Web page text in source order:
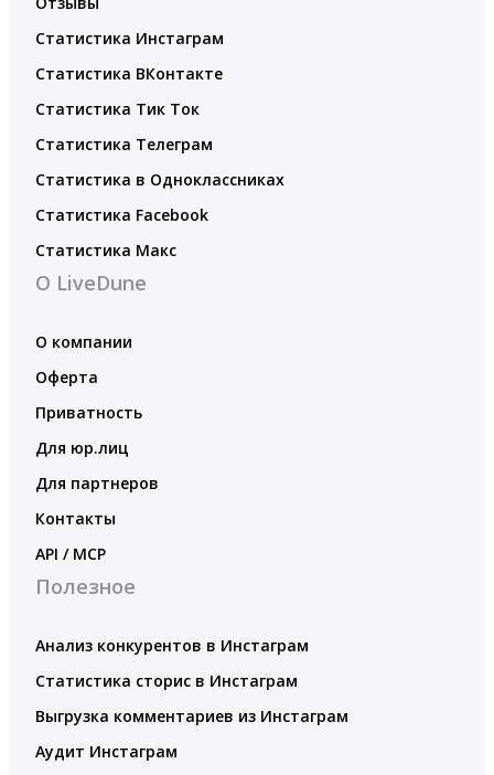
Статистика Инстаграм
Статистика ВКонтакте
Статистика Тик Ток
Статистика Телеграм
Статистика в Одноклассниках
Статистика Facebook
Статистика Макс
О LiveDune
О компании
Оферта
Приватность
Для юр.лиц
Для партнеров
Контакты
API / MCP
Полезное
Анализ конкурентов в Инстаграм
Статистика сторис в Инстаграм
Выгрузка комментариев из Инстаграм
Аудит Инстаграм